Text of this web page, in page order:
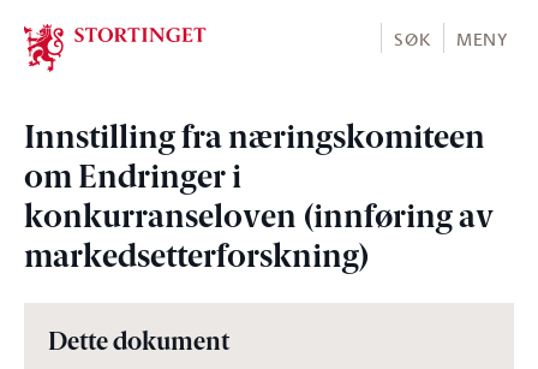
Stortinget.no
SØK MENY
Innstilling fra næringskomiteen
om Endringer i
konkurranseloven (innføring av
markedsetterforskning)
Dette dokument